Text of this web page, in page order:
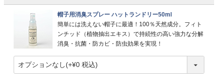
帽子用消臭スプレー ハットランドリー50ml
簡単には洗えない帽子に最適！100％天然成分。フィト
ンチッド（植物抽出エキス）で持続性の高い強力な分解
消臭・抗菌・防カビ・防虫効果を実現！